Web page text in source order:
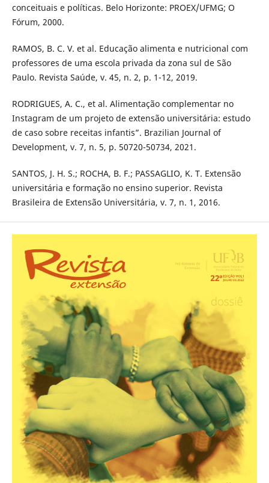
conceituais e políticas. Belo Horizonte: PROEX/UFMG; O
Fórum, 2000.
RAMOS, B. C. V. et al. Educação alimenta e nutricional com
professores de uma escola privada da zona sul de São
Paulo. Revista Saúde, v. 45, n. 2, p. 1-12, 2019.
RODRIGUES, A. C., et al. Alimentação complementar no
Instagram de um projeto de extensão universitária: estudo
de caso sobre receitas infantis”. Brazilian Journal of
Development, v. 7, n. 5, p. 50720-50734, 2021.
SANTOS, J. H. S.; ROCHA, B. F.; PASSAGLIO, K. T. Extensão
universitária e formação no ensino superior. Revista
Brasileira de Extensão Universitária, v. 7, n. 1, 2016.